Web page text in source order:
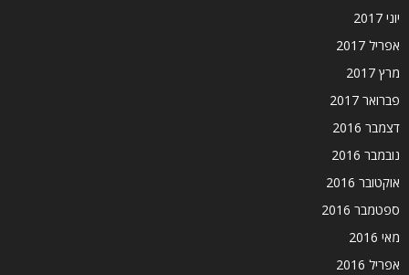
יוני 2017
אפריל 2017
מרץ 2017
פברואר 2017
דצמבר 2016
נובמבר 2016
אוקטובר 2016
ספטמבר 2016
מאי 2016
אפריל 2016